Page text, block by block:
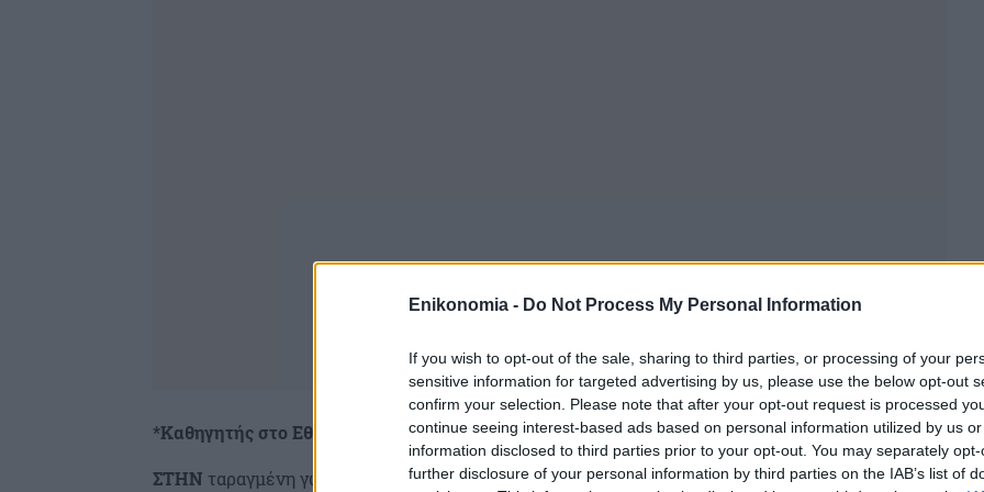
Enikonomia - Do Not Process My Personal Information
If you wish to opt-out of the sale, sharing to third parties, or processing of your
sensitive information for targeted advertising by us, please use the below opt-out
confirm your selection. Please note that after your opt-out request is processed
continue seeing interest-based ads based on personal information utilized by us
information disclosed to third parties prior to your opt-out. You may separately
further disclosure of your personal information by third parties on the IAB’s list of
*Καθηγητής στο Εθνικό Καποδιστριακό Πανεπιστήμιο Αθηνών
ΣΤΗΝ ταραγμένη γωνία του κόσμου που βρίσκεται ηΕλλάδα , από καιρού εις καιρόν